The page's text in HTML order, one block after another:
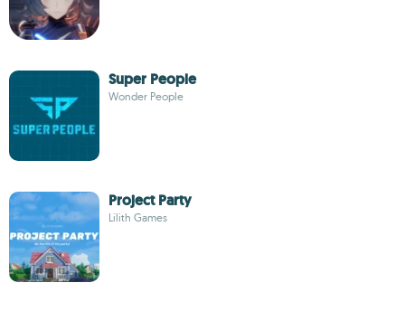
Super People
Wonder People
Project Party
Lilith Games